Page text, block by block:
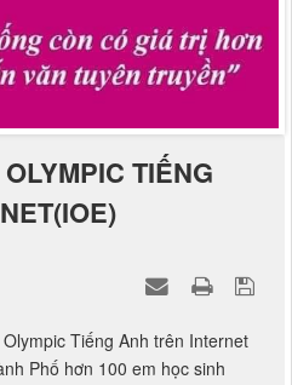
TIẾNG
Tiếng Anh trên Internet
Phố hơn 100 em học sinh